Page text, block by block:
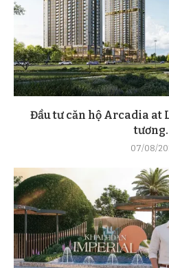
Đầu tư căn hộ Arcadia at
07/08/